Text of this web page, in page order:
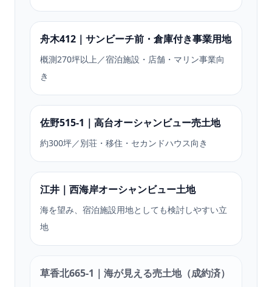
舟木412｜サンビーチ前・倉庫付き事業用地
概測270坪以上／宿泊施設・店舗・マリン事業向
き
佐野515-1｜高台オーシャンビュー売土地
約300坪／別荘・移住・セカンドハウス向き
江井｜西海岸オーシャンビュー土地
海を望み、宿泊施設用地としても検討しやすい立
地
草香北665-1｜海が見える売土地（成約済）